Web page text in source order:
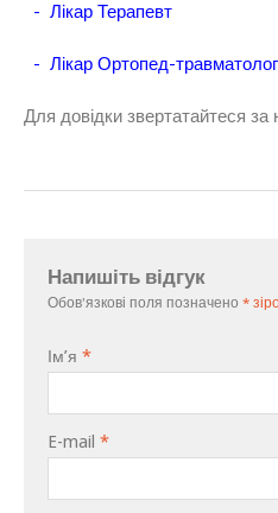
- Лікар Терапевт
- Лікар Ортопед-травматолог
Для довідки звертатайтеся
Напишіть відгук
Обов'язкові поля позначено *
Ім’я *
E-mail *